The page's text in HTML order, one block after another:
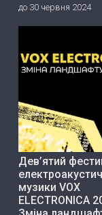
до 30 червня 2024
Дев’ятий
музики VOX
ELECTRONICA